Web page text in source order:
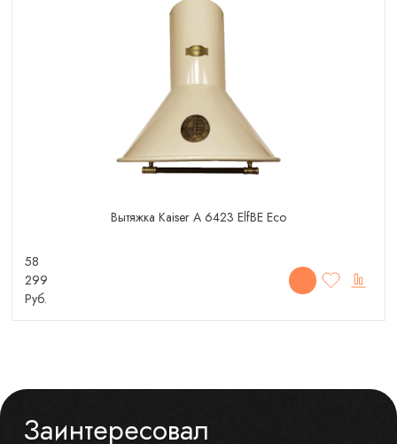
Вытяжка Kaiser A 6423 ElfBE Eco
58
299
Руб.
Заинтересовал